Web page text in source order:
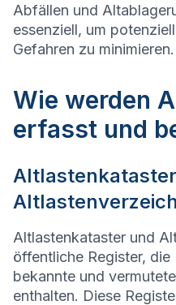
Abfällen und
essenziell, um
Gefahren zu minimieren.
Wie werden
erfasst und
Altlastenkataster und
öffentliche Register,
bekannte und
enthalten. Diese